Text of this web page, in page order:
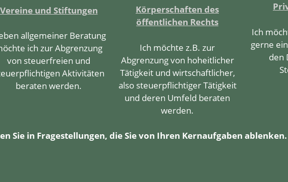
Vereine und Stiftungen
allgemeiner Beratung
ich zur Abgrenzung
von steuerfreien und
Aktivitäten
beraten werden.
Körperschaften des
öffentlichen Rechts
Ich möchte z.B. zur
Abgrenzung von hoheitlicher
Tätigkeit und wirtschaftlicher,
also steuerpflichtiger Tätigkeit
und deren Umfeld beraten
werden.
Ich
gerne
den
Sie in Fragestellungen, die Sie von Ihren Kernaufgaben ablenken.